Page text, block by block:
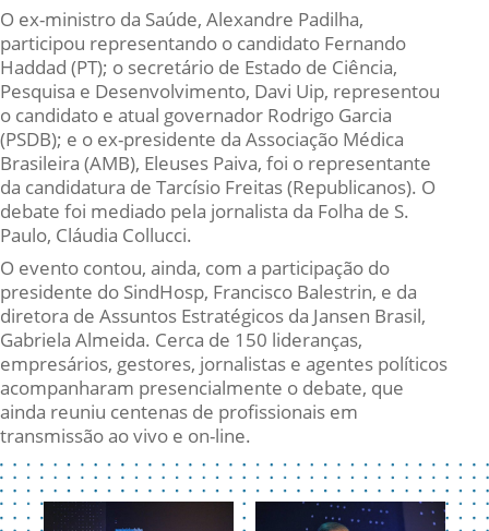
O ex-ministro da Saúde, Alexandre Padilha,
participou representando o candidato Fernando
Haddad (PT); o secretário de Estado de Ciência,
Pesquisa e Desenvolvimento, Davi Uip, representou
o candidato e atual governador Rodrigo Garcia
(PSDB); e o ex-presidente da Associação Médica
Brasileira (AMB), Eleuses Paiva, foi o representante
da candidatura de Tarcísio Freitas (Republicanos). O
debate foi mediado pela jornalista da Folha de S.
Paulo, Cláudia Collucci.
O evento contou, ainda, com a participação do
presidente do SindHosp, Francisco Balestrin, e da
diretora de Assuntos Estratégicos da Jansen Brasil,
Gabriela Almeida. Cerca de 150 lideranças,
empresários, gestores, jornalistas e agentes políticos
acompanharam presencialmente o debate, que
ainda reuniu centenas de profissionais em
transmissão ao vivo e on-line.